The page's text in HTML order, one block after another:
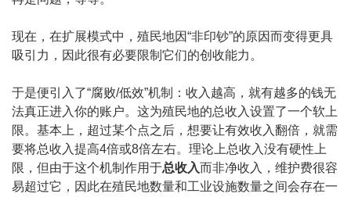
现在，在扩展模式中，殖民地因“非印钞”的原因而变得更具
吸引力，因此很有必要限制它们的创收能力。
于是便引入了“腐败/低效”机制：收入越高，就有越多的钱无
法真正进入你的账户。这为殖民地的总收入设置了一个软上
限。基本上，超过某个点之后，想要让有效收入翻倍，就需
要将总收入提高4倍或8倍左右。理论上总收入没有硬性上
限，但由于这个机制作用于总收入而非净收入，维护费很容
易超过它，因此在殖民地数量和工业设施数量之间会存在一